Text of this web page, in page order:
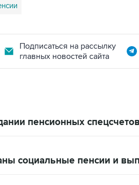
Подписаться на рассылку
главных новостей сайта
пенсионных
социальные пенсии и